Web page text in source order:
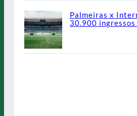
Palmeiras x
30.900 ingressos